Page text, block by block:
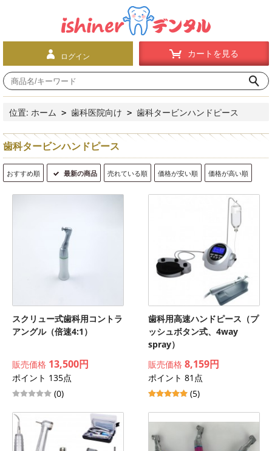
ログイン カートを見る
位置: ホーム > 歯科医院向け > 歯科タービンハンドピース
歯科タービンハンドピース
おすすめ順 最新の商品 売れている順 価格が安い順 価格が高い順
スクリュー式歯科用コントラ
アングル（倍速4:1）
販売価格 13,500円
ポイント 135点
(0)
歯科用高速ハンドピース（プ
ッシュボタン式、4way
spray）
販売価格 8,159円
ポイント 81点
(5)